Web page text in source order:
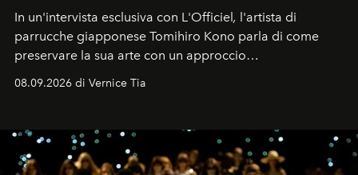
In un'intervista esclusiva con L'Officiel , l'artista di
parrucche giapponese Tomihiro Kono parla di come
preservare la sua arte con un approccio
contemporaneo.
08.09.2026 di Vernice Tia